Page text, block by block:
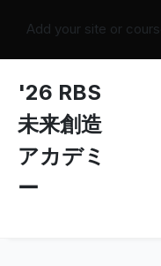
Add your site or
'26 RBS
未来創造
アカデミ
ー